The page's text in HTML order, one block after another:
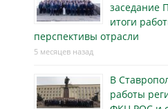
заседание
итоги
перспективы отрасли
5 месяцев назад
В
работы